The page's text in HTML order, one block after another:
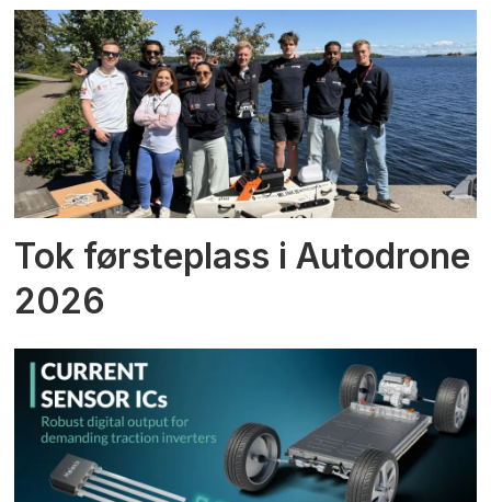
Tok førsteplass i Autodrone
2026